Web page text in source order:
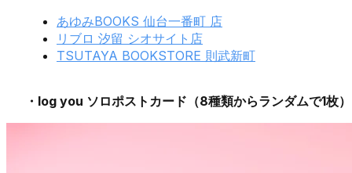
あゆみBOOKS 仙台一番町 店
リブロ 汐留 シオサイト店
TSUTAYA BOOKSTORE 則武新町
・log you ソロポストカード（8種類からランダムで1枚）